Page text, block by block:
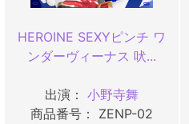
HEROINE SEXYピンチ ワ
ンダーヴィーナス 吠...
出演： 小野寺舞
商品番号： ZENP-02